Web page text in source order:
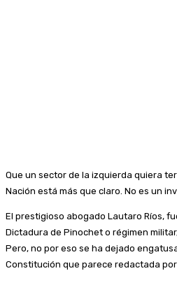
Que un sector de la izquierda quiera
Nación está más que claro. No es un
El prestigioso abogado Lautaro Ríos,
Dictadura de Pinochet o régimen
Pero, no por eso se ha dejado
Constitución que parece redactada